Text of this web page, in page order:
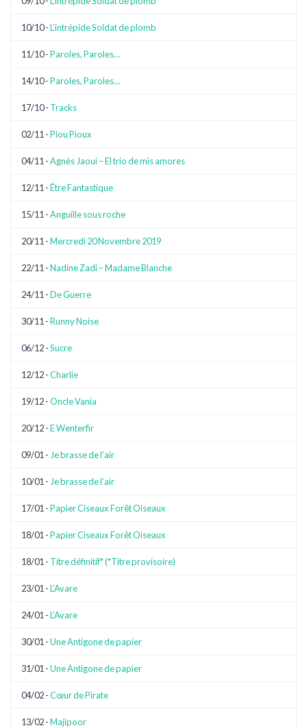
10/10 -L’intrépide Soldat de plomb
11/10 -Paroles, Paroles…
14/10 -Paroles, Paroles…
17/10 - Tracks
02/11 -Piou Pioux
04/11 -Agnès Jaoui – El trio de mis amores
12/11 -Être Fantastique
15/11 -Anguille sous roche
20/11 -Mercredi 20 Novembre 2019
22/11 -Nadine Zadi – Madame Blanche
24/11 -De Guerre
30/11 -Runny Noise
06/12 -Sucre
12/12 -Charlie
19/12 -Oncle Vania
20/12 -E Wenterfir
09/01 - Je brasse de l’air
10/01 - Je brasse de l’air
17/01 -Papier Ciseaux Forêt Oiseaux
18/01 -Papier Ciseaux Forêt Oiseaux
18/01 - Titre définitif* (*Titre provisoire)
23/01 -L’Avare
24/01 -L’Avare
30/01 -Une Antigone de papier
31/01 -Une Antigone de papier
04/02 -Cœur de Pirate
13/02 -Majipoor